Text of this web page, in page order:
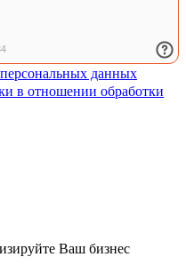
персональных данных
в отношении обработки
Ваш бизнес